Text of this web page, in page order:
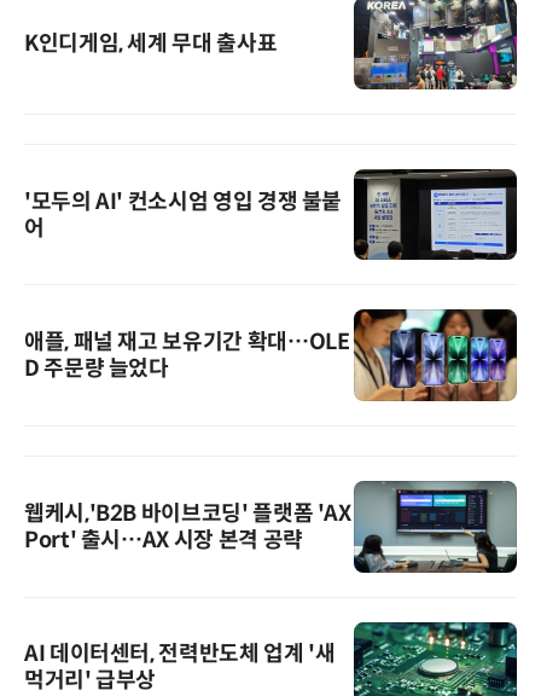
K인디게임, 세계 무대 출사표
'모두의 AI' 컨소시엄 영입 경쟁 불붙
어
애플, 패널 재고 보유기간 확대…OLE
D 주문량 늘었다
웹케시,'B2B 바이브코딩' 플랫폼 'AX
Port' 출시…AX 시장 본격 공략
AI 데이터센터, 전력반도체 업계 '새
먹거리' 급부상